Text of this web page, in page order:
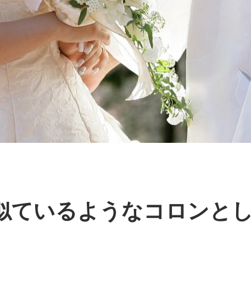
ているようなコロンとし